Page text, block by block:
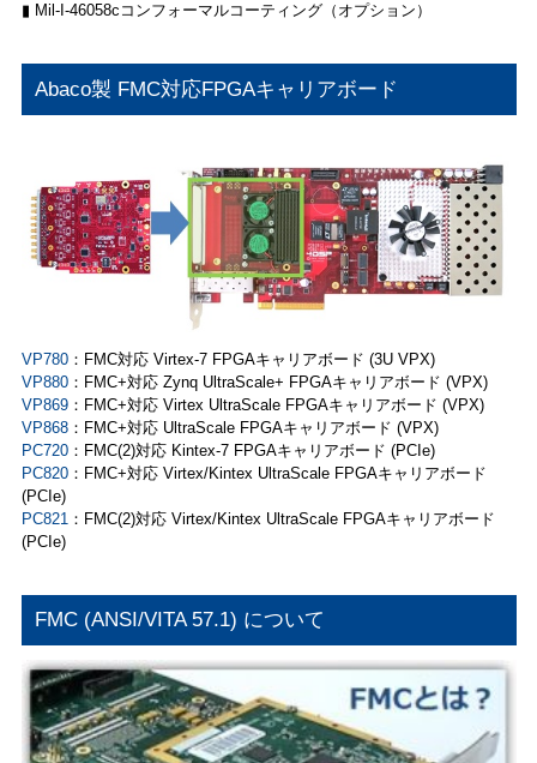
▮ Mil-I-46058cコンフォーマルコーティング（オプション）
Abaco製 FMC対応FPGAキャリアボード
VP780：FMC対応 Virtex-7 FPGAキャリアボード (3U VPX)
VP880：FMC+対応 Zynq UltraScale+ FPGAキャリアボード (VPX)
VP869：FMC+対応 Virtex UltraScale FPGAキャリアボード (VPX)
VP868：FMC+対応 UltraScale FPGAキャリアボード (VPX)
PC720：FMC(2)対応 Kintex-7 FPGAキャリアボード (PCIe)
PC820：FMC+対応 Virtex/Kintex UltraScale FPGAキャリアボード
(PCIe)
PC821 ：FMC(2)対応 Virtex/Kintex UltraScale FPGAキャリアボード
(PCIe)
FMC (ANSI/VITA 57.1) について